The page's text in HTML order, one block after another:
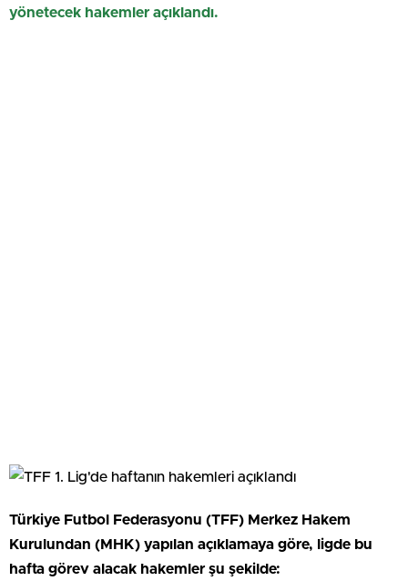
yönetecek hakemler açıklandı.
Türkiye Futbol Federasyonu (TFF) Merkez Hakem
Kurulundan (MHK) yapılan açıklamaya göre, ligde bu
hafta görev alacak hakemler şu şekilde: